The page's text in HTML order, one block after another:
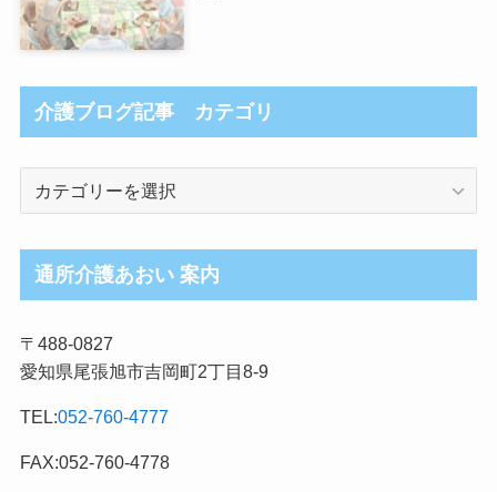
介護ブログ記事 カテゴリ
ロ
グ
事
カ
ゴ
リ
通所介護あおい 案内
〒488-0827
愛知県尾張旭市吉岡町2丁目8-9
TEL:052-760-4777
FAX:052-760-4778